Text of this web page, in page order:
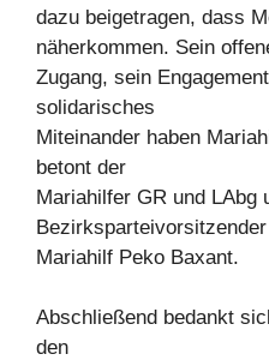
dazu beigetragen, dass
näherkommen. Sein
Zugang, sein
solidarisches
Miteinander haben
betont der
Mariahilfer GR und LAbg
Mariahilf Peko Baxant.
Abschließend bedankt
den